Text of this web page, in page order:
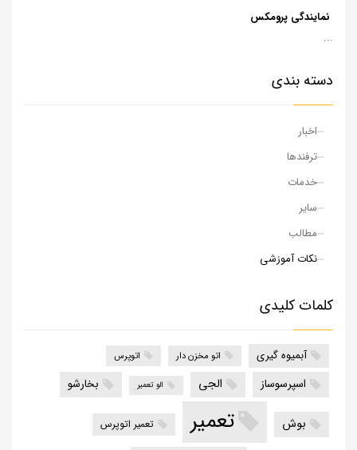
نمایندگی پرومکس
...
دسته بندی
اخبار
ترفندها
خدمات
سایر
مطالب
نکات آموزشی
کلمات کلیدی
آبمیوه گیری اتو مخزن دار اتوپرس
اسپرسوساز الجی الو تعمیر بخارشو
بوش تعمیر تعمیر اتوپرس